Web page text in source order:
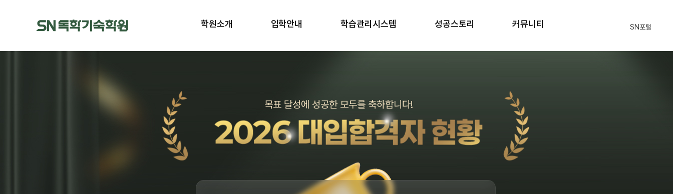
학원소개
오시는 길
입학안내
장학금 규정
학습관리시스템
일과표
성공스토리 커뮤니티
식단표
부모님의편지
SN 블로그
SN포털
목표 달성에 성공한 모두를 축하합니다!